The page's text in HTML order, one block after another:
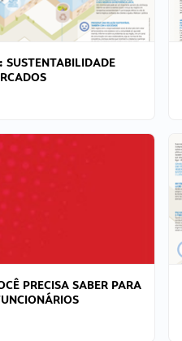
SUSTENTABILIDADE
PRECISA SABER PARA